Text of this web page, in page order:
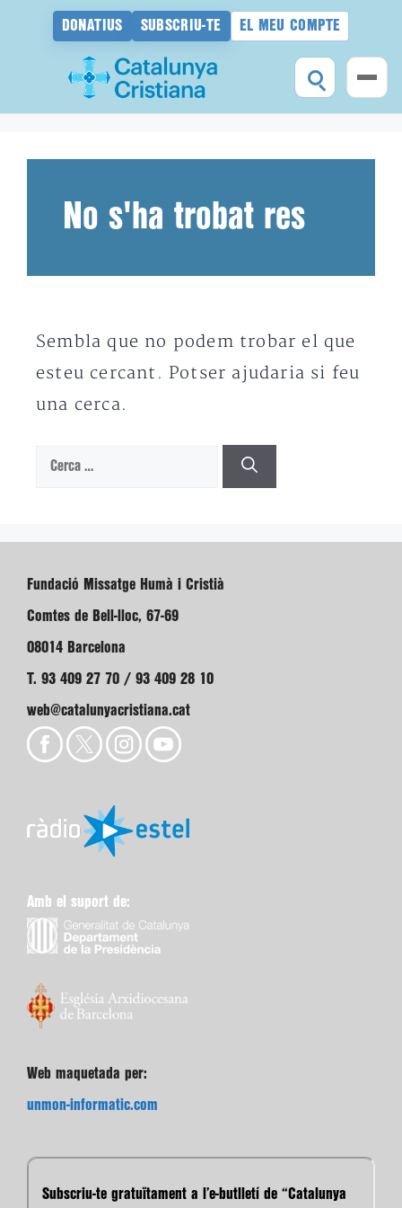
DONATIUS SUBSCRIU-TE EL MEU COMPTE
No s'ha trobat res
Sembla que no podem trobar el que
esteu cercant. Potser ajudaria si feu
una cerca.
Cerca:
Fundació Missatge Humà i Cristià
Comtes de Bell-lloc, 67-69
08014 Barcelona
T. 93 409 27 70 / 93 409 28 10
web@catalunyacristiana.cat
Amb el suport de:
Web maquetada per:
unmon-informatic.com
Subscriu-te gratuïtament a l’e-butlletí de “Catalunya